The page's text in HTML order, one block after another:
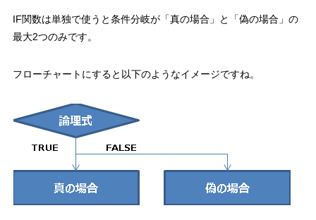
IF関数は単独で使うと条件分岐が「真の場合」と「偽の場合」の
最大2つのみです。
フローチャートにすると以下のようなイメージですね。